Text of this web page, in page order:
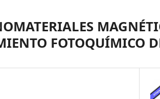
FOTOQUÍMICO